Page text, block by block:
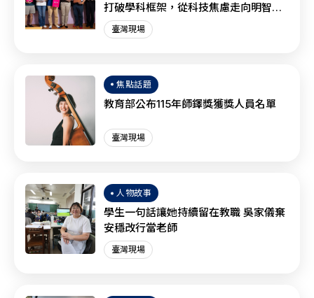
打破學科框架，從科技焦慮走向明智協
作？
臺灣現場
焦點話題
教育部公布115年師鐸獎獲獎人員名單
臺灣現場
人物故事
學生一句話讓她持續留在教職 吳家儀棄
安穩改行當老師
臺灣現場